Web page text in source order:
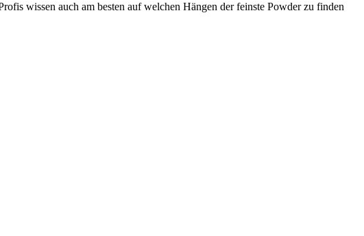
wissen auch am besten auf welchen Hängen der feinste Powder zu finden